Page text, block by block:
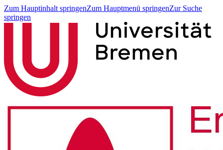
Zum Hauptinhalt springenZum Hauptmenü springenZur Suche
springen